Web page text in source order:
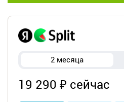
2 месяца
19 290 ₽ сейчас